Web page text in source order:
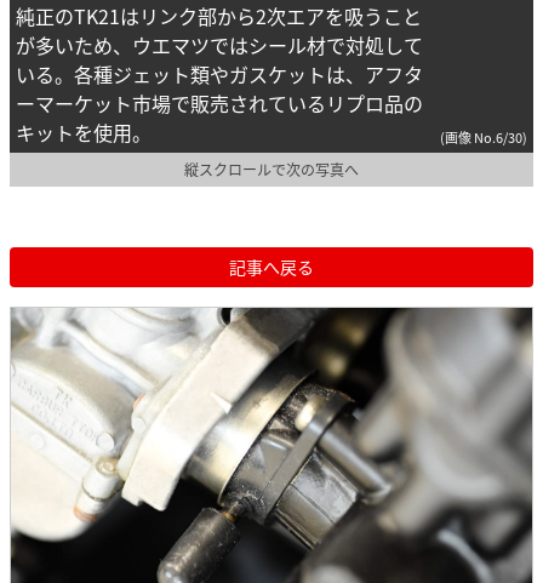
純正のTK21はリンク部から2次エアを吸うこと
が多いため、ウエマツではシール材で対処して
いる。各種ジェット類やガスケットは、アフタ
ーマーケット市場で販売されているリプロ品の
キットを使用。
(画像 No.6/30)
縦スクロールで次の写真へ
記事へ戻る